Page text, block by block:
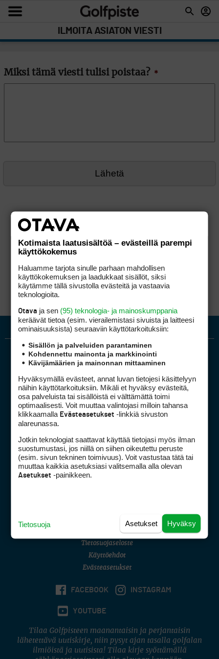
ILMOITA ASIATON VIESTI
Miksi tämä viesti tulisi poistaa? *
Golfpiste mediakortti
Golfpisteen yhteystiedot
DSA avoimuusraportti
Asiakaspalvelu
(digi) digi@otavamedia.fi
Tietosuojaseloste
Käyttöehdot
Evästeasetukset
FACEBOOK INSTAGRAM
YOUTUBE
Tilaa Golfpisteen maanantaisin ja perjantaisin
lähetettävä uutiskirje, niin pysyt ajan tasalla golfalan
ilmiöistä ja uutisista! Tilaa kirje syöttämällä
Kotimaista laatusisältöä – evästeillä parempi
käyttökokemus
Haluamme tarjota sinulle parhaan mahdollisen
käyttökokemuksen ja laadukkaat sisällöt, siksi
käytämme tällä sivustolla evästeitä ja vastaavia
teknologioita.
Otava ja sen (95) teknologia- ja mainoskumppania
keräävät tietoa (esim. vierailemis­tasi sivuista ja laitteesi
ominaisuuk­sista) seuraaviin käyttötarkoituksiin:
Sisällön ja palveluiden parantaminen
Kohdennettu mainonta ja markkinointi
Kävijämäärien ja mainonnan mittaaminen
Hyväksymällä evästeet, annat luvan tietojesi käsittelyyn
näihin käyttötarkoituksiin. Mikäli et hyväksy evästeitä,
osa palveluista tai sisällöistä ei välttämättä toimi
optimaalisesti. Voit muuttaa valintojasi milloin tahansa
klikkaamalla Evästeasetukset -linkkiä sivuston
alareunassa.
Jotkin teknologiat saattavat käyttää tietojasi myös ilman
suostumustasi, jos niillä on siihen oikeutettu peruste
(esim. sivun tekninen toimivuus). Voit vastustaa tätä tai
muuttaa kaikkia asetuksiasi valitsemalla alla olevan
Asetukset -painikkeen.
Hyväksy
Asetukset
Tietosuoja